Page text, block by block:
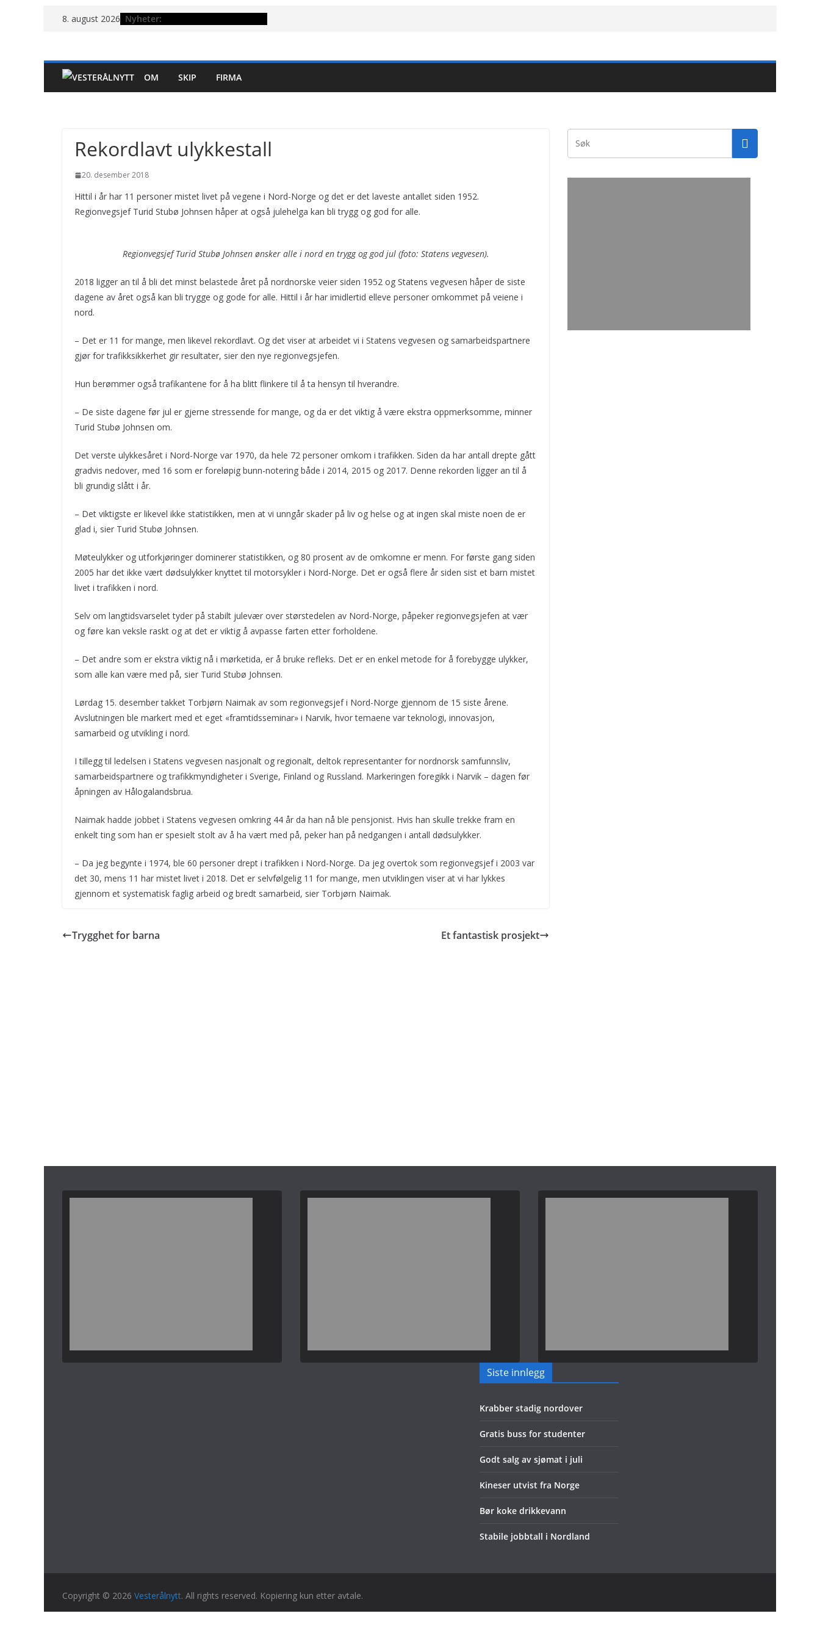
Hopp8. august 2026 Nyheter:
OM SKIP FIRMA
Rekordlavt ulykkestall
20. desember 2018
Hittil i år har 11 personer mistet livet på vegene i Nord-Norge og det er det laveste antallet siden 1952.
Regionvegsjef Turid Stubø Johnsen håper at også julehelga kan bli trygg og god for alle.
Regionvegsjef Turid Stubø Johnsen ønsker alle i nord en trygg og god jul (foto: Statens vegvesen).
2018 ligger an til å bli det minst belastede året på nordnorske veier siden 1952 og Statens vegvesen håper de siste
dagene av året også kan bli trygge og gode for alle. Hittil i år har imidlertid elleve personer omkommet på veiene i
nord.
– Det er 11 for mange, men likevel rekordlavt. Og det viser at arbeidet vi i Statens vegvesen og samarbeidspartnere
gjør for trafikksikkerhet gir resultater, sier den nye regionvegsjefen.
Hun berømmer også trafikantene for å ha blitt flinkere til å ta hensyn til hverandre.
– De siste dagene før jul er gjerne stressende for mange, og da er det viktig å være ekstra oppmerksomme, minner
Turid Stubø Johnsen om.
Det verste ulykkesåret i Nord-Norge var 1970, da hele 72 personer omkom i trafikken. Siden da har antall drepte gått
gradvis nedover, med 16 som er foreløpig bunn-notering både i 2014, 2015 og 2017. Denne rekorden ligger an til å
bli grundig slått i år.
– Det viktigste er likevel ikke statistikken, men at vi unngår skader på liv og helse og at ingen skal miste noen de er
glad i, sier Turid Stubø Johnsen.
Møteulykker og utforkjøringer dominerer statistikken, og 80 prosent av de omkomne er menn. For første gang siden
2005 har det ikke vært dødsulykker knyttet til motorsykler i Nord-Norge. Det er også flere år siden sist et barn mistet
livet i trafikken i nord.
Selv om langtidsvarselet tyder på stabilt julevær over størstedelen av Nord-Norge, påpeker regionvegsjefen at vær
og føre kan veksle raskt og at det er viktig å avpasse farten etter forholdene.
– Det andre som er ekstra viktig nå i mørketida, er å bruke refleks. Det er en enkel metode for å forebygge ulykker,
som alle kan være med på, sier Turid Stubø Johnsen.
Lørdag 15. desember takket Torbjørn Naimak av som regionvegsjef i Nord-Norge gjennom de 15 siste årene.
Avslutningen ble markert med et eget «framtidsseminar» i Narvik, hvor temaene var teknologi, innovasjon,
samarbeid og utvikling i nord.
I tillegg til ledelsen i Statens vegvesen nasjonalt og regionalt, deltok representanter for nordnorsk samfunnsliv,
samarbeidspartnere og trafikkmyndigheter i Sverige, Finland og Russland. Markeringen foregikk i Narvik – dagen før
åpningen av Hålogalandsbrua.
Naimak hadde jobbet i Statens vegvesen omkring 44 år da han nå ble pensjonist. Hvis han skulle trekke fram en
enkelt ting som han er spesielt stolt av å ha vært med på, peker han på nedgangen i antall dødsulykker.
– Da jeg begynte i 1974, ble 60 personer drept i trafikken i Nord-Norge. Da jeg overtok som regionvegsjef i 2003 var
det 30, mens 11 har mistet livet i 2018. Det er selvfølgelig 11 for mange, men utviklingen viser at vi har lykkes
gjennom et systematisk faglig arbeid og bredt samarbeid, sier Torbjørn Naimak.
Trygghet for barna Et fantastisk prosjekt
Siste innlegg
Krabber stadig nordover
Gratis buss for studenter
Godt salg av sjømat i juli
Kineser utvist fra Norge
Bør koke drikkevann
Stabile jobbtall i Nordland
Copyright © 2026 Vesterålnytt. All rights reserved. Kopiering kun etter avtale.